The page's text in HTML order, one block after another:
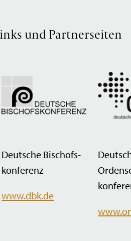
und Partnerseiten
Deutsche Bischofs­
konferenz
www.dbk.de